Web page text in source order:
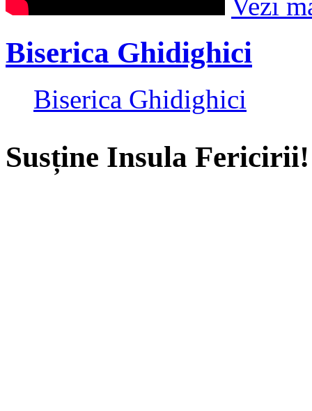
Biserica Ghidighici
Biserica Ghidighici
Susține Insula Fericirii!